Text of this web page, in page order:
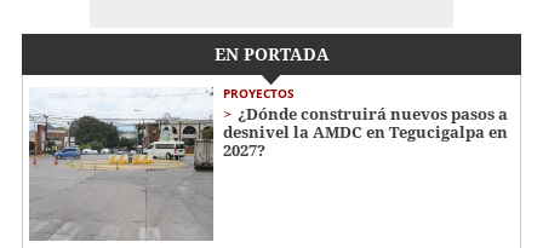
EN PORTADA
PROYECTOS
¿Dónde construirá nuevos pasos a
desnivel la AMDC en Tegucigalpa en
2027?